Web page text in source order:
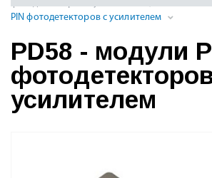
PIN фотодетекторов с усилителем
PD58 - модули
усилителем